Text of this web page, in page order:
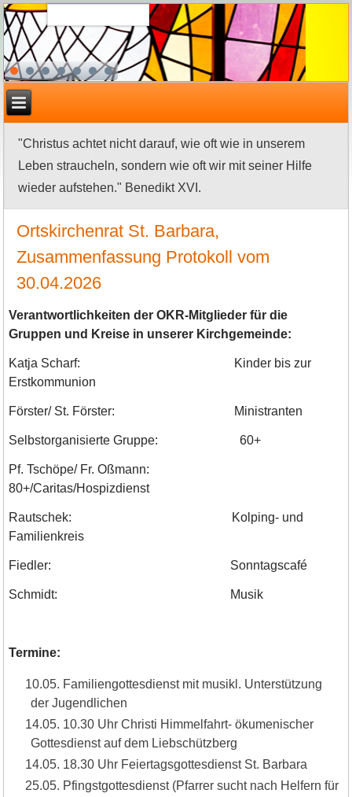
"Christus achtet nicht darauf, wie oft wie in unserem
Leben straucheln, sondern wie oft wir mit seiner Hilfe
wieder aufstehen." Benedikt XVI.
Ortskirchenrat St. Barbara,
Zusammenfassung Protokoll vom
30.04.2026
Verantwortlichkeiten der OKR-Mitglieder für die
Gruppen und Kreise in unserer Kirchgemeinde:
Katja Scharf: Kinder bis zur
Erstkommunion
Förster/ St. Förster: Ministranten
Selbstorganisierte Gruppe: 60+
Pf. Tschöpe/ Fr. Oßmann:
80+/Caritas/Hospizdienst
Rautschek: Kolping- und
Familienkreis
Fiedler: Sonntagscafé
Schmidt: Musik
Termine:
10.05. Familiengottesdienst mit musikl. Unterstützung
der Jugendlichen
14.05. 10.30 Uhr Christi Himmelfahrt- ökumenischer
Gottesdienst auf dem Liebschützberg
14.05. 18.30 Uhr Feiertagsgottesdienst St. Barbara
25.05. Pfingstgottesdienst (Pfarrer sucht nach Helfern für